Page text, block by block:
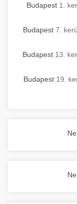
Budapest 1.
Budapest 7.
Budapest 13.
Budapest 19.